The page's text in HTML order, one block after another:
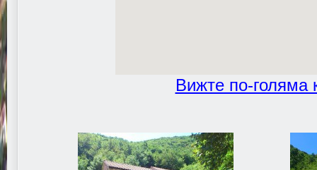
Вижте по-голяма